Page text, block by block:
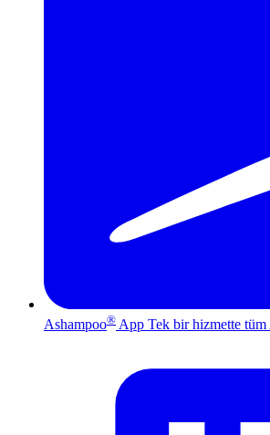
Ashampoo® App Tek bir hizmette tüm